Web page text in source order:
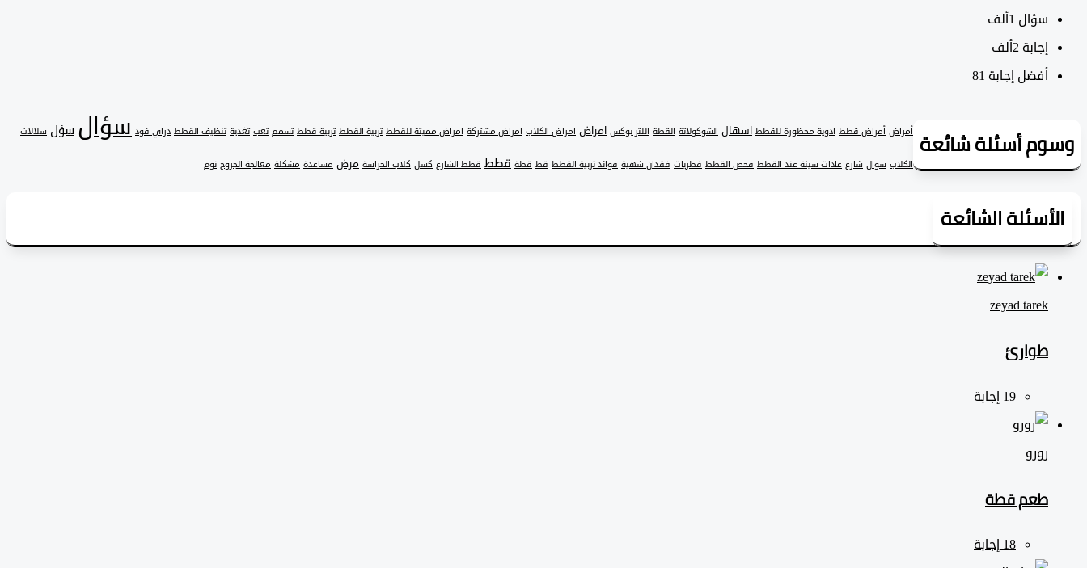
سؤال 1ألف
‫إجابة 2ألف
أفضل إجابة 81
وسوم أسئلة شائعة أمراض أمراض قطط ادوية محظورة للقطط اسهال الشوكولاتة القطة اللتر بوكس امراض امراض الكلاب امراض مشتركة امراض مميتة للقطط تربية القطط تربية قطط تسمم تعب تغذية تنظيف القطط دراي فود سؤال سؤل سلالات
الكلاب سوال شارع عادات سيئة عند القطط فحص القطط فطريات فقدان شهية فوائد تربية القطط قط قطة قطط قطط الشارع كسل كلاب الحراسة مرض مساعدة مشكلة معالجة الجروح نوم
الأسئلة الشائعة
zeyad ‎tarek
طوارئ
رورو
طعم قطة